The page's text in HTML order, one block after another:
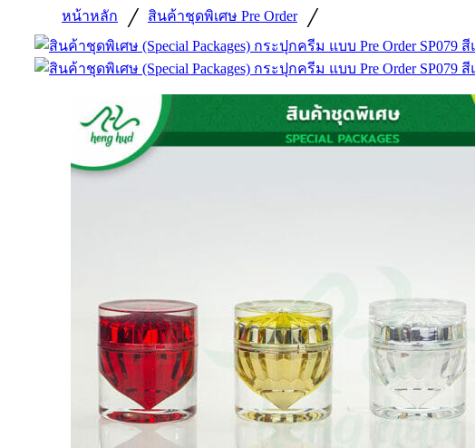
หน้าหลัก
/ สินค้าชุดพิเศษ Pre Order /